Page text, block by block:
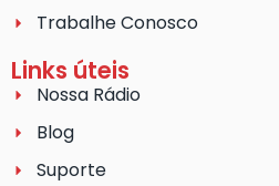
Trabalhe Conosco
Links úteis
Nossa Rádio
Blog
Suporte